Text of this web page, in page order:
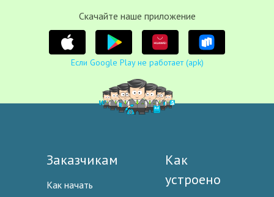
Cкачайте наше приложение
Если Google Play не работает (apk)
Заказчикам
Как начать
Как
устроено